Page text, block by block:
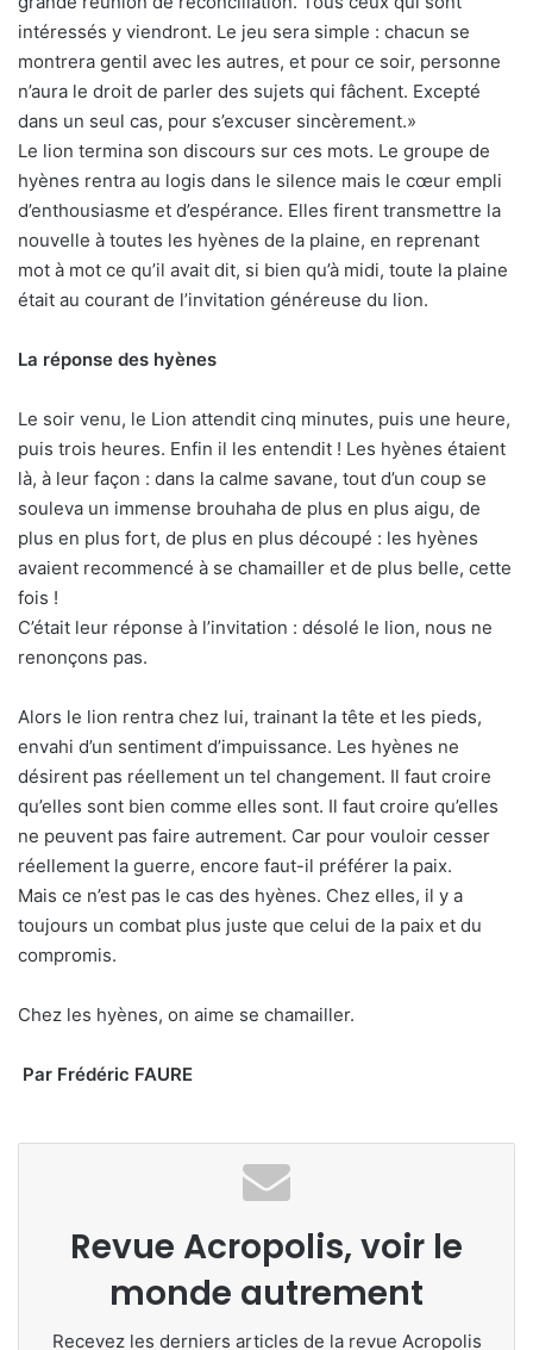
intéressés y viendront. Le jeu sera simple : chacun se
montrera gentil avec les autres, et pour ce soir, personne
n’aura le droit de parler des sujets qui fâchent. Excepté
dans un seul cas, pour s’excuser sincèrement.»
Le lion termina son discours sur ces mots. Le groupe de
hyènes rentra au logis dans le silence mais le cœur empli
d’enthousiasme et d’espérance. Elles firent transmettre la
nouvelle à toutes les hyènes de la plaine, en reprenant
mot à mot ce qu’il avait dit, si bien qu’à midi, toute la plaine
était au courant de l’invitation généreuse du lion.
La réponse des hyènes
Le soir venu, le Lion attendit cinq minutes, puis une heure,
puis trois heures. Enfin il les entendit ! Les hyènes étaient
là, à leur façon : dans la calme savane, tout d’un coup se
souleva un immense brouhaha de plus en plus aigu, de
plus en plus fort, de plus en plus découpé : les hyènes
avaient recommencé à se chamailler et de plus belle, cette
fois !
C’était leur réponse à l’invitation : désolé le lion, nous ne
renonçons pas.
Alors le lion rentra chez lui, trainant la tête et les pieds,
envahi d’un sentiment d’impuissance. Les hyènes ne
désirent pas réellement un tel changement. Il faut croire
qu’elles sont bien comme elles sont. Il faut croire qu’elles
ne peuvent pas faire autrement. Car pour vouloir cesser
réellement la guerre, encore faut-il préférer la paix.
Mais ce n’est pas le cas des hyènes. Chez elles, il y a
toujours un combat plus juste que celui de la paix et du
compromis.
Chez les hyènes, on aime se chamailler.
Par Frédéric FAURE
Revue Acropolis, voir le
monde autrement
Recevez les derniers articles de la revue Acropolis